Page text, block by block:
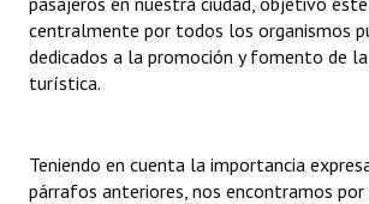
Datos Históricos
Premio al Mérito - Registro
Mujeres que Dejaron Huellas - Registro
centralmente por todos los organismos
dedicados a la promoción y fomento de
turística.
Teniendo en cuenta la importancia
párrafos anteriores, nos encontramos